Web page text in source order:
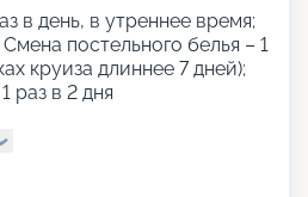
в день, в утреннее время;
постельного белья – 1
круиза длиннее 7 дней);
раз в 2 дня